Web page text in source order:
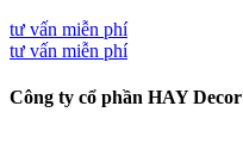
tư vấn miễn phí
tư vấn miễn phí
Công ty cổ phần HAY Decor